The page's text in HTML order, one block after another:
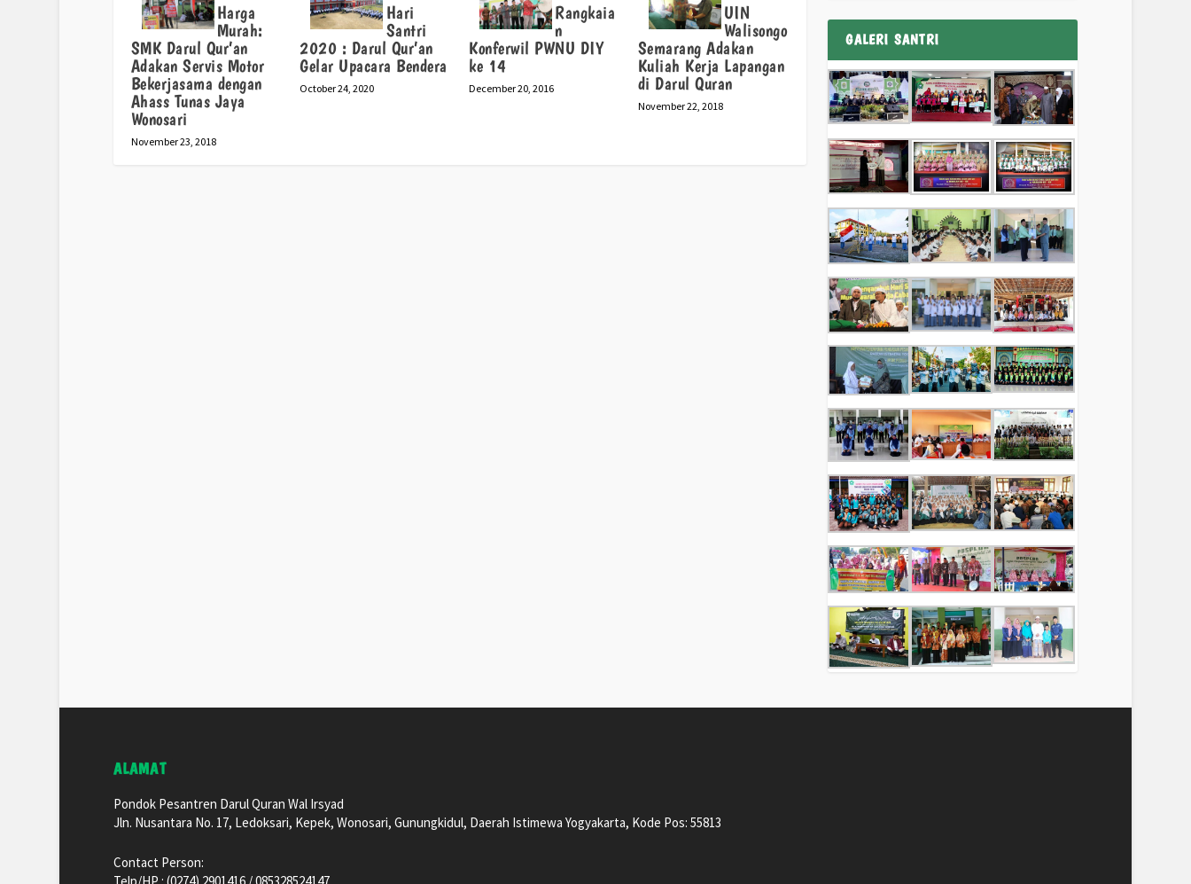
Harga
Murah:
SMK Darul Qur’an
Adakan Servis Motor
Bekerjasama dengan
Ahass Tunas Jaya
Wonosari
November 23, 2018
Hari
Santri
2020 : Darul Qur’an
Gelar Upacara Bendera
October 24, 2020
Rangkaia
n
Konferwil PWNU DIY
ke 14
December 20, 2016
UIN
Walisongo
Semarang Adakan
Kuliah Kerja Lapangan
di Darul Quran
November 22, 2018
GALERI SANTRI
ALAMAT
Pondok Pesantren Darul Quran Wal Irsyad
Jln. Nusantara No. 17, Ledoksari, Kepek, Wonosari, Gunungkidul, Daerah Istimewa Yogyakarta, Kode Pos: 55813
Contact Person: